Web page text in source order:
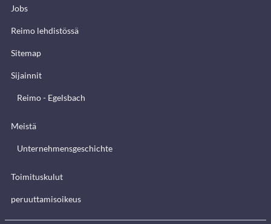
Jobs
Reimo lehdistössä
Sitemap
Sijainnit
Reimo - Egelsbach
Meistä
Unternehmensgeschichte
Toimituskulut
peruuttamisoikeus